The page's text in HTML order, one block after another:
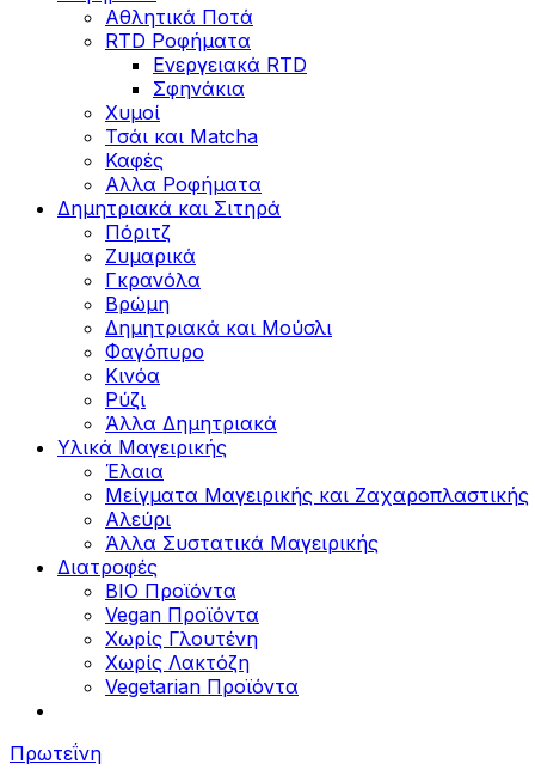
Αθλητικά Ποτά
RTD Ροφήματα
Ενεργειακά RTD
Σφηνάκια
Χυμοί
Τσάι και Matcha
Καφές
Αλλα Ροφήματα
Δημητριακά και Σιτηρά
Πόριτζ
Ζυμαρικά
Γκρανόλα
Βρώμη
Δημητριακά και Μούσλι
Φαγόπυρο
Κινόα
Ρύζι
Άλλα Δημητριακά
Υλικά Μαγειρικής
Έλαια
Μείγματα Μαγειρικής και Ζαχαροπλαστικής
Αλεύρι
Άλλα Συστατικά Μαγειρικής
Διατροφές
BIO Προϊόντα
Vegan Προϊόντα
Χωρίς Γλουτένη
Χωρίς Λακτόζη
Vegetarian Προϊόντα
Πρωτεΐνη